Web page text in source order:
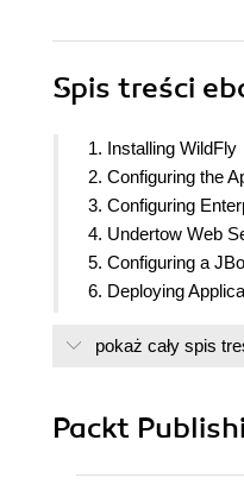
Spis treści
1. Installing WildFly
2. Configuring the
3. Configuring
4. Undertow Web
5. Configuring a
6. Deploying
8. Clustering
11. Taking WildFly
pokaż cały spis
Packt